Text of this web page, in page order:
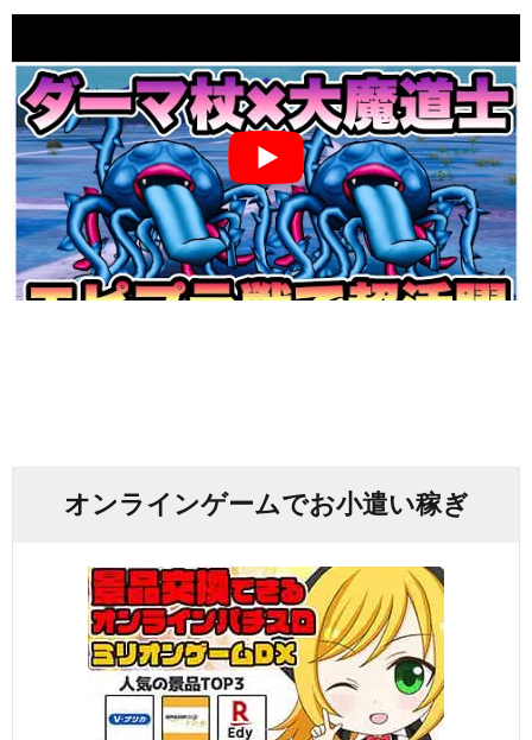
オンラインゲームでお小遣い稼ぎ